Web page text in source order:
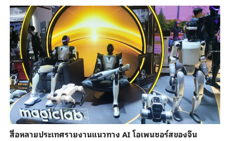
สื่อหลายประเทศรายงานแนวทาง AI โอเพนซอร์สของจีน